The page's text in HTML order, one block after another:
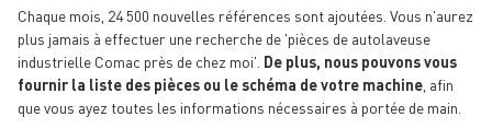
Chaque mois, 24 500 nouvelles références sont ajoutées. Vous n'aurez
plus jamais à effectuer une recherche de 'pièces de autolaveuse
industrielle Comac près de chez moi'. De plus, nous pouvons vous
fournir la liste des pièces ou le schéma de votre machine , afin
que vous ayez toutes les informations nécessaires à portée de main.